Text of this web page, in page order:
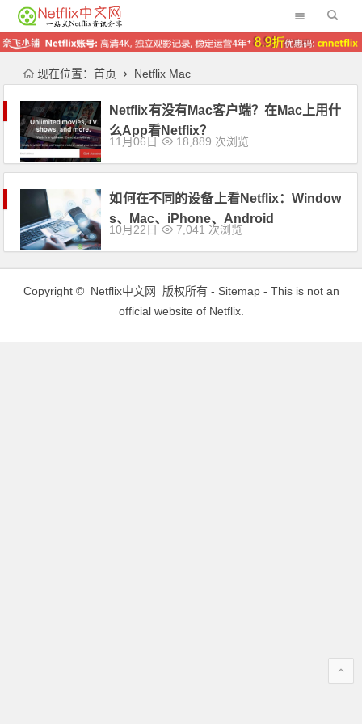
现在位置： 首页 Netflix Mac
Netflix有没有Mac客户端？在Mac上用什
么App看Netflix？
11月06日 18,889 次浏览
如何在不同的设备上看Netflix：Window
s、Mac、iPhone、Android
10月22日 7,041 次浏览
Copyright © Netflix中文网 版权所有 - Sitemap- This is not an
official website of Netflix.